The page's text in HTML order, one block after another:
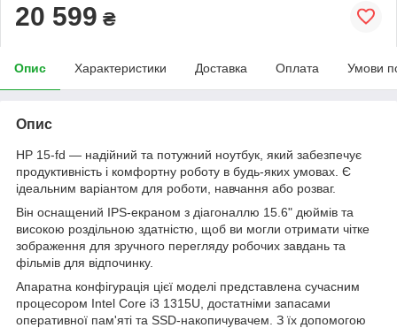
20 599 ₴
Опис Характеристики Доставка Оплата Умови
Опис
HP 15-fd — надійний та потужний ноутбук, який забезпечує
продуктивність і комфортну роботу в будь-яких умовах. Є
ідеальним варіантом для роботи, навчання або розваг.
Він оснащений IPS-екраном з діагоналлю 15.6" дюймів та
високою роздільною здатністю, щоб ви могли отримати чітке
зображення для зручного перегляду робочих завдань та
фільмів для відпочинку.
Апаратна конфігурація цієї моделі представлена сучасним
процесором Intel Core i3 1315U, достатніми запасами
оперативної пам'яті та SSD-накопичувачем. З їх допомогою